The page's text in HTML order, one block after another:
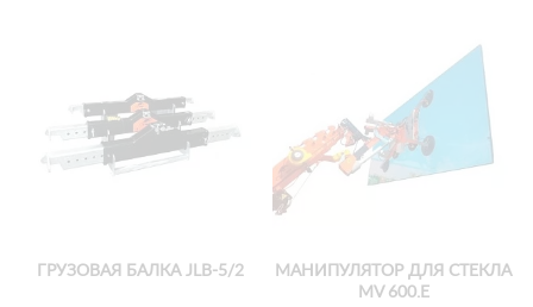
ГРУЗОВАЯ БАЛКА JLB-5/2
МАНИПУЛЯТОР ДЛЯ СТЕКЛА
MV 600.E